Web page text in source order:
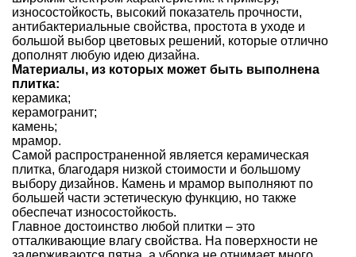
износостойкость, высокий показатель прочности,
антибактериальные свойства, простота в уходе и
большой выбор цветовых решений, которые отлично
дополнят любую идею дизайна.
Материалы, из которых может быть выполнена
плитка:
керамика;
керамогранит;
камень;
мрамор.
Самой распространенной является керамическая
плитка, благодаря низкой стоимости и большому
выбору дизайнов. Камень и мрамор выполняют по
большей части эстетическую функцию, но также
обеспечат износостойкость.
Главное достоинство любой плитки – это
отталкивающие влагу свойства. На поверхности не